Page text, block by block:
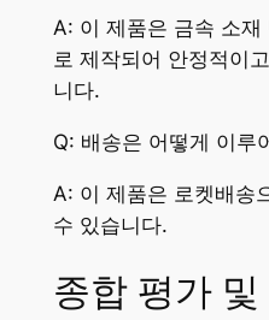
A: 이 제품은 금속 소
로 제작되어 안정적이
니다.
Q: 배송은 어떻게 이루
A: 이 제품은 로켓배송
수 있습니다.
종합 평가